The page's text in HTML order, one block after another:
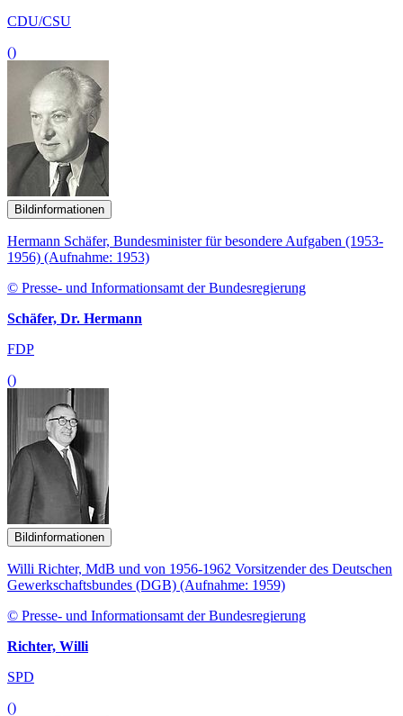
CDU/CSU
()
Bildinformationen
Hermann Schäfer, Bundesminister für besondere Aufgaben (1953-
1956) (Aufnahme: 1953)
© Presse- und Informationsamt der Bundesregierung
Schäfer, Dr. Hermann
FDP
()
Bildinformationen
Willi Richter, MdB und von 1956-1962 Vorsitzender des Deutschen
Gewerkschaftsbundes (DGB) (Aufnahme: 1959)
© Presse- und Informationsamt der Bundesregierung
Richter, Willi
SPD
()